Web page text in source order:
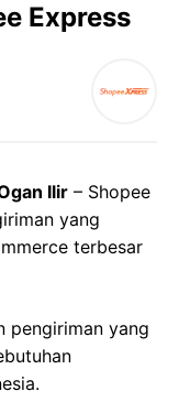
Express
Ilir – Shopee
yang
terbesar
pengiriman yang